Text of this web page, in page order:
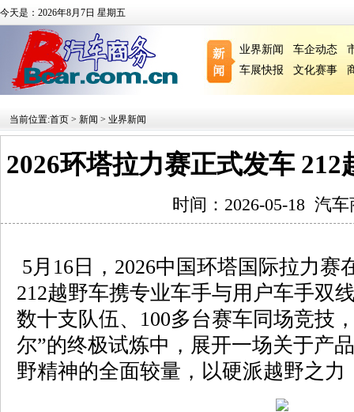
今天是：2026年8月7日 星期五
业界新闻 车企动态
车展快报
文化赛事
当前位置:首页 > 新闻 > 业界新闻
2026环塔拉力赛正式发车
时间：2026-05-18 汽车
5月16日，2026中国环塔国际拉力赛
212越野车携专业车手与用户车手双
数十支队伍、100多台赛车同场竞技
尔”的终极试炼中，展开一场关于产
野精神的全面较量，以硬派越野之力